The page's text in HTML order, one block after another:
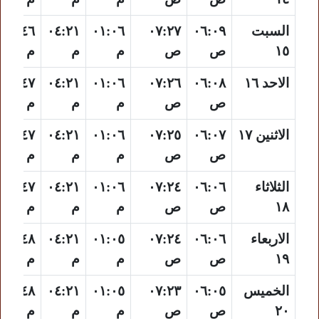
السبت
١٥
٠٦:٠٩
ص
٠٧:٢٧
ص
٠١:٠٦
م
٠٤:٢١
م
٠٦:٤٦
م
الاحد ١٦
٠٦:٠٨
ص
٠٧:٢٦
ص
٠١:٠٦
م
٠٤:٢١
م
٠٦:٤٧
م
الاثنين ١٧
٠٦:٠٧
ص
٠٧:٢٥
ص
٠١:٠٦
م
٠٤:٢١
م
٠٦:٤٧
م
الثلاثاء
١٨
٠٦:٠٦
ص
٠٧:٢٤
ص
٠١:٠٦
م
٠٤:٢١
م
٠٦:٤٧
م
الاربعاء
١٩
٠٦:٠٦
ص
٠٧:٢٤
ص
٠١:٠٥
م
٠٤:٢١
م
٠٦:٤٨
م
الخميس
٢٠
٠٦:٠٥
ص
٠٧:٢٣
ص
٠١:٠٥
م
٠٤:٢١
م
٠٦:٤٨
م